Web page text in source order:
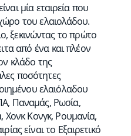
μία εταιρεία που
του ελαιολάδου.
ξεκινώντας το πρώτο
από ένα και πλέον
κλάδο της
ποσότητες
ελαιόλαδου
Παναμάς, Ρωσία,
Χονκ Κονγκ, Ρουμανία,
είναι το Εξαιρετικό